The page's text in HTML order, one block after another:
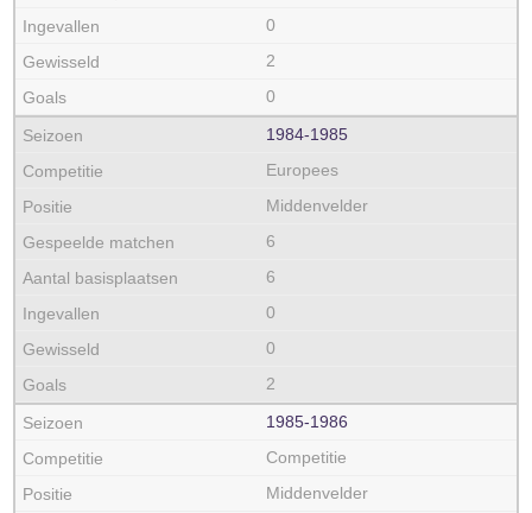
0
2
0
1984‑1985
Europees
Middenvelder
6
6
0
0
2
1985‑1986
Competitie
Middenvelder